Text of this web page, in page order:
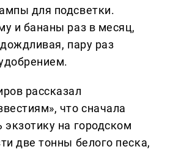
для подсветки.
и бананы раз в месяц,
пару раз
рассказал
что сначала
экзотику на городском
две тонны белого песка,